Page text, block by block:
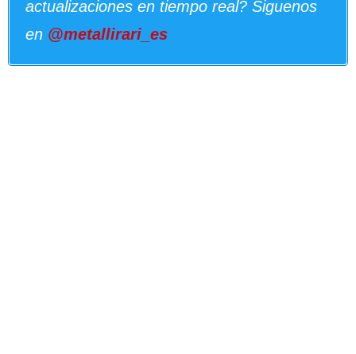
actualizaciones en tiempo real? Siguenos
en @metallirari_es